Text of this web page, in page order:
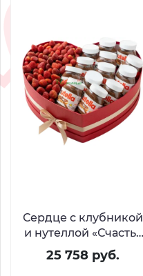
Сердце с клубникой
и нутеллой «Счастья
много не бывает»
25 758 руб.